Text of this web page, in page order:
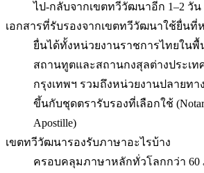
ไป-กลับจากเขตทวีวัฒนาอีก 1–2 วัน
เอกสารที่รับรองจากเขตทวีวัฒนาใช้ยื่นที่
ยื่นได้ทั้งหน่วยงานราชการไทยใน
สถานทูตและสถานกงสุลต่างประเ
กรุงเทพฯ รวมถึงหน่วยงานปลายทา
ขึ้นกับชุดตรารับรองที่เลือกใช้
Apostille)
เขตทวีวัฒนารองรับภาษาอะไรบ้าง
ครอบคลุมภาษาหลักทั่วโลกกว่า 60